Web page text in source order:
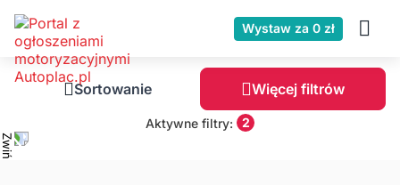
Wystaw za 0 zł
Sortowanie Więcej filtrów
Aktywne filtry: 2